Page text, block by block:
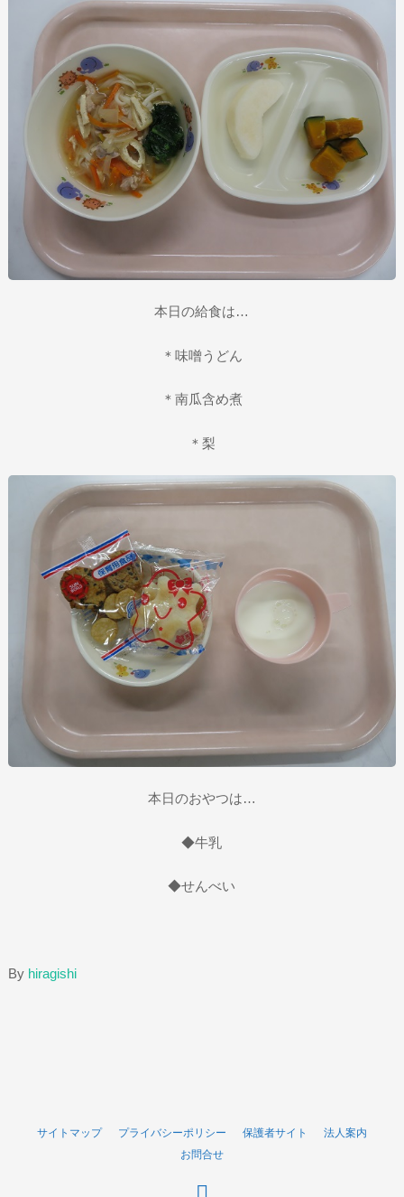
本日の給食は…
＊味噌うどん
＊南瓜含め煮
＊梨
本日のおやつは…
◆牛乳
◆せんべい
By hiragishi
サイトマップ プライバシーポリシー 保護者サイト
法人案内
お問合せ